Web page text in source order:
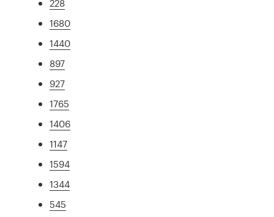
228
1680
1440
897
927
1765
1406
1147
1594
1344
545